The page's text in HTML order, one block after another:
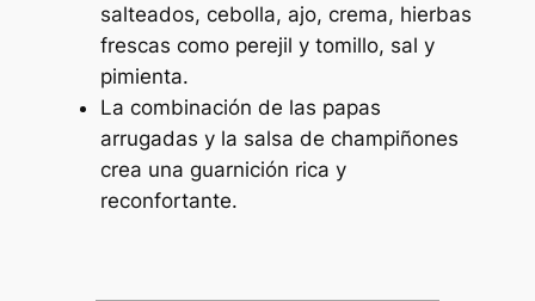
salteados, cebolla, ajo, crema, hierbas
frescas como perejil y tomillo, sal y
pimienta.
La combinación de las papas
arrugadas y la salsa de champiñones
crea una guarnición rica y
reconfortante.